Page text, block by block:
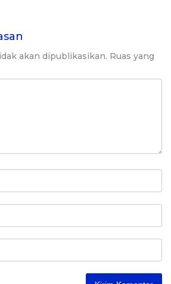
akan dipublikasikan. Ruas yang